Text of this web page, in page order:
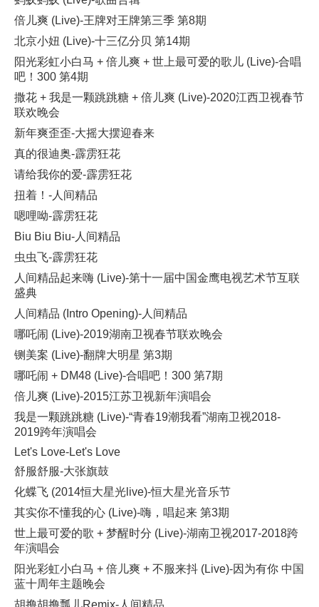
倍儿爽 (Live)-王牌对王牌第三季 第8期
北京小妞 (Live)-十三亿分贝 第14期
阳光彩虹小白马 + 倍儿爽 + 世上最可爱的歌儿 (Live)-合唱
吧！300 第4期
撒花 + 我是一颗跳跳糖 + 倍儿爽 (Live)-2020江西卫视春节
联欢晚会
新年爽歪歪-大摇大摆迎春来
真的很迪奥-霹雳狂花
请给我你的爱-霹雳狂花
扭着！-人间精品
嗯哩呦-霹雳狂花
Biu Biu Biu-人间精品
虫虫飞-霹雳狂花
人间精品起来嗨 (Live)-第十一届中国金鹰电视艺术节互联
盛典
人间精品 (Intro Opening)-人间精品
哪吒闹 (Live)-2019湖南卫视春节联欢晚会
铡美案 (Live)-翻牌大明星 第3期
哪吒闹 + DM48 (Live)-合唱吧！300 第7期
倍儿爽 (Live)-2015江苏卫视新年演唱会
我是一颗跳跳糖 (Live)-“青春19潮我看”湖南卫视2018-
2019跨年演唱会
Let's Love-Let's Love
舒服舒服-大张旗鼓
化蝶飞 (2014恒大星光live)-恒大星光音乐节
其实你不懂我的心 (Live)-嗨，唱起来 第3期
世上最可爱的歌 + 梦醒时分 (Live)-湖南卫视2017-2018跨
年演唱会
阳光彩虹小白马 + 倍儿爽 + 不服来抖 (Live)-因为有你 中国
蓝十周年主题晚会
胡撸胡撸瓢儿Remix-人间精品